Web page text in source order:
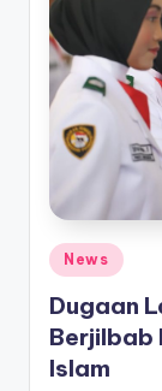
Posted
in
News
Dugaan
Berjilbab
Islam